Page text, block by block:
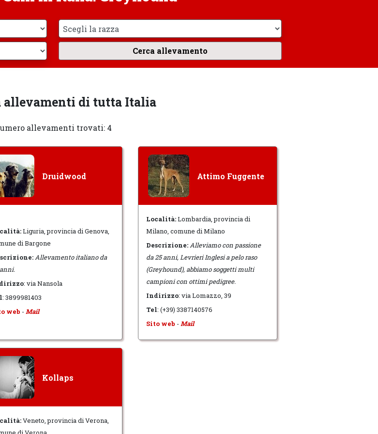
allevamenti di tutta Italia
allevamenti trovati: 4
Druidwood
Liguria, provincia di Genova,
di Bargone
Allevamento italiano da
: via Nansola
: 3899981403
web - Mail
Attimo Fuggente
Località:Lombardia, provincia di
Milano, comune di Milano
Descrizione: Alleviamo con passione
da 25 anni, Levrieri Inglesi a pelo raso
(Greyhound), abbiamo soggetti multi
campioni con ottimi pedigree.
Indirizzo: via Lomazzo, 39
Tel: (+39) 3387140576
Sito web - Mail
Kollaps
Veneto, provincia di Verona,